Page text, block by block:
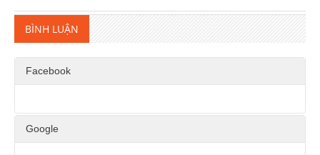
BÌNH LUẬN
Facebook
Google